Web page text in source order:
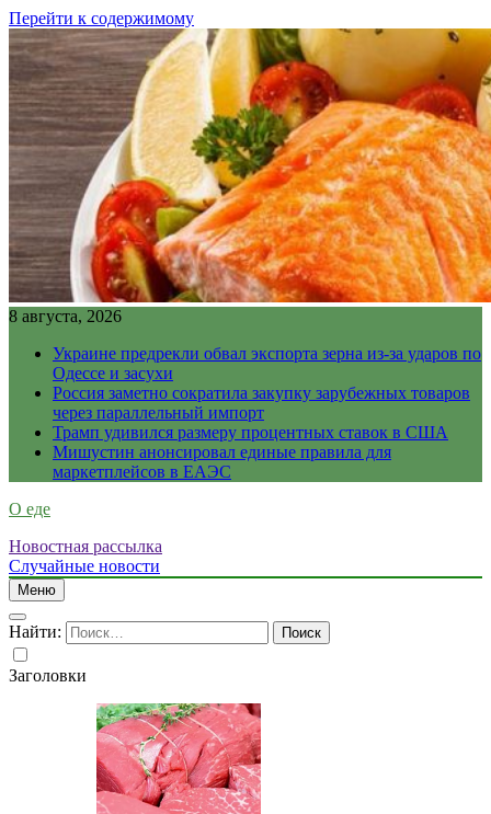
Перейти к содержимому
8 августа, 2026
Украине предрекли обвал экспорта зерна из-за ударов по
Одессе и засухи
Россия заметно сократила закупку зарубежных товаров
через параллельный импорт
Трамп удивился размеру процентных ставок в США
Мишустин анонсировал единые правила для
маркетплейсов в ЕАЭС
О еде
Новостная рассылка
Случайные новости
Меню
Найти:
Заголовки